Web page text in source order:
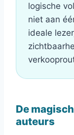
logische
niet aan
ideale
De
auteurs